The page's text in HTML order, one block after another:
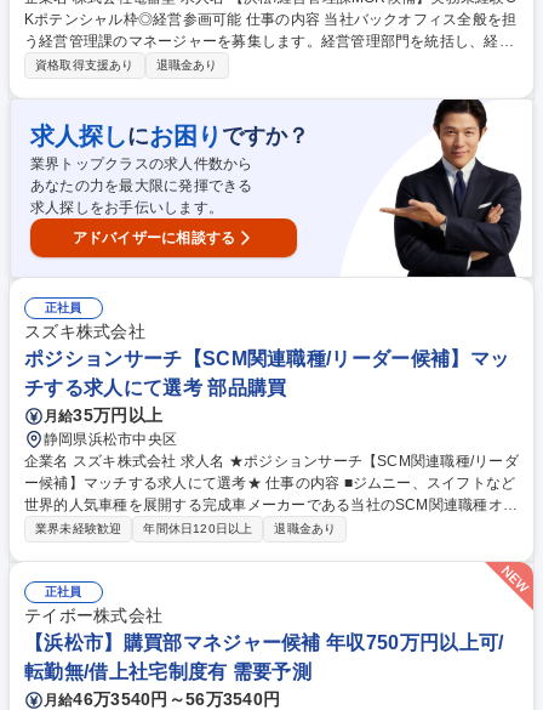
Kポテンシャル枠◎経営参画可能 仕事の内容 当社バックオフィス全般を担
う経営管理課のマネージャーを募集します。経営管理部門を統括し、経営
陣の参謀として会社の成長を支えるポジションです。会社の変革期を創る
経営管理課メンバーのマネジメントと会計・税務業務をはじめとした改善
提案・実行 ■経営管理課の課題に関してメンバーを巻き込んでいきながら
業務推進・改革を経営陣とともに担っていただきます。（先ずは経理会計
が中心） ■システムの刷新やDX化も上記課題の1つです。 募集職種 【浜
松/経営管理課MGR候補】実務未経験OKポテンシャル枠◎経営参画可能
資格取得支援あり 退職金あり
求人探しにお困り ですか？
業界トップクラスの求人件数から
あなたの力を最大限に発揮できる
求人探しをお手伝いします。
アドバイザーに相談する
正社員
スズキ株式会社
ポジションサーチ【SCM関連職種/リーダー候補】マッ
チする求人にて選考 部品購買
月給35万円以上
静岡県浜松市中央区
企業名 スズキ株式会社 求人名 ★ポジションサーチ【SCM関連職種/リーダ
ー候補】マッチする求人にて選考★ 仕事の内容 ■ジムニー、スイフトなど
世界的人気車種を展開する完成車メーカーである当社のSCM関連職種オー
プン求人です。どの求人に応募するか迷われた際はこちらにご応募くださ
動車補修部品倉庫の自動化設備導入に関する業務■製造原価戦略立案・改
善業務■輸入車、量産用部品の輸入管理業務■海外工場向け 部品・設備の
輸出管理及び発注業務■生産部品の輸出入物流 生産技術業務■物流エンジ
ニア トラック調達物流の改善■アフターパーツのグローバル・インベント
リー・コントローラー(調達･在庫管理者)の募集 など 募集職種 ★ポジショ
ンサーチ【SCM関連職種/リーダー候補】マッチする求人にて選考★
業界未経験歓迎 年間休日120日以上 退職金あり
正社員
テイボー株式会社
【浜松市】購買部マネジャー候補 年収750万円以上可/
転勤無/借上社宅制度有 需要予測
月給46万3540円～56万3540円